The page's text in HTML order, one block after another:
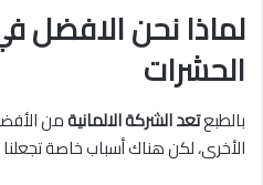
لماذا نحن الافضل
الحشرات
بالطبعتعد الشركة الالمانيةمن
الأخرى، لكن هناك أسباب خاصة